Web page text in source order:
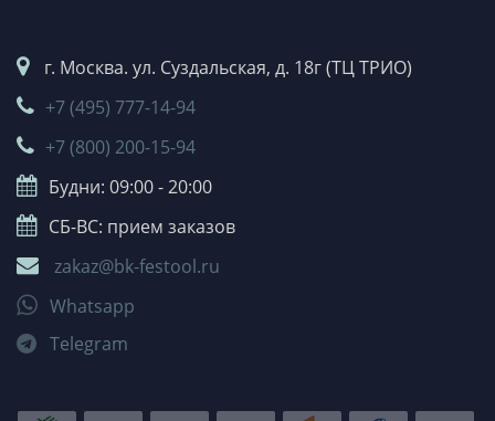
г. Москва. ул. Суздальская, д. 18г (ТЦ ТРИО)
+7 (495) 777-14-94
+7 (800) 200-15-94
Будни: 09:00 - 20:00
СБ-ВС: прием заказов
zakaz@bk-festool.ru
Whatsapp
Telegram